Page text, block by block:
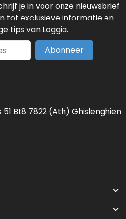
je in voor onze nieuwsbrief
tot exclusieve informatie en
tips van Loggia.
Abonneer
51 Bt8 7822 (Ath) Ghislenghien